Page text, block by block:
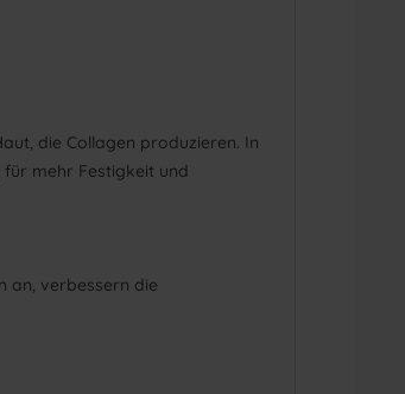
die Collagen produzieren. In
mehr Festigkeit und
an, verbessern die